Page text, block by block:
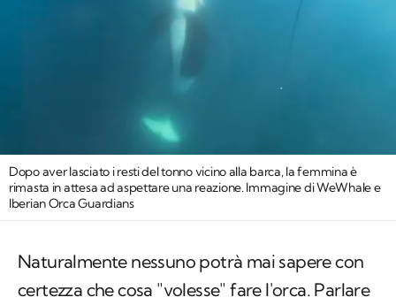
Dopo aver lasciato i resti del tonno vicino alla barca, la femmina è
rimasta in attesa ad aspettare una reazione. Immagine di WeWhale e
Iberian Orca Guardians
Naturalmente nessuno potrà mai sapere con
certezza che cosa "volesse" fare l'orca. Parlare